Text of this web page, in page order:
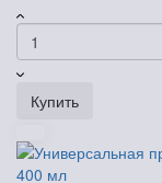
Купить